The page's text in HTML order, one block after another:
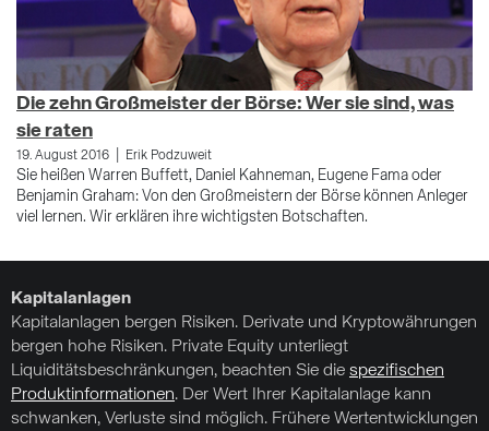
Die zehn Großmeister der Börse: Wer sie sind, was
sie raten
19. August 2016 Erik Podzuweit
Sie heißen Warren Buffett, Daniel Kahneman, Eugene Fama oder
Benjamin Graham: Von den Großmeistern der Börse können Anleger
viel lernen. Wir erklären ihre wichtigsten Botschaften.
Kapitalanlagen
Kapitalanlagen bergen Risiken. Derivate und Kryptowährungen
bergen hohe Risiken. Private Equity unterliegt
Liquiditätsbeschränkungen, beachten Sie die spezifischen
Produktinformationen. Der Wert Ihrer Kapitalanlage kann
schwanken, Verluste sind möglich. Frühere Wertentwicklungen